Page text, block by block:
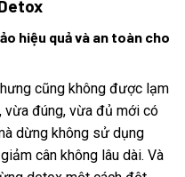
hiệu quả và an toàn cho
cũng không được lạm
vừa đúng, vừa đủ mới có
dừng không sử dụng
cân không lâu dài. Và